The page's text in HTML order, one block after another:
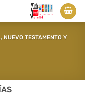
NUEVO TESTAMENTO Y